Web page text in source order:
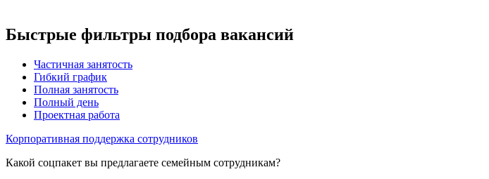
Быстрые фильтры подбора вакансий
Частичная занятость
Гибкий график
Полная занятость
Полный день
Проектная работа
Корпоративная поддержка сотрудников
Какой соцпакет вы предлагаете семейным сотрудникам?